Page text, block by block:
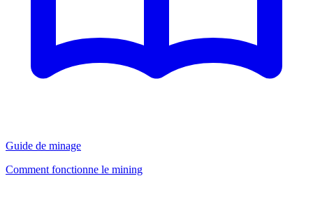
Guide de minage
Comment fonctionne le mining